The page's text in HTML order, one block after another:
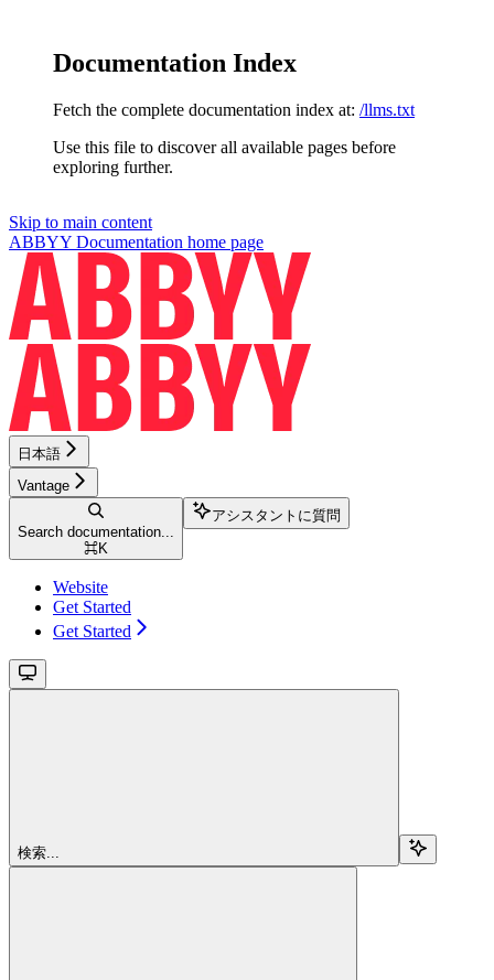
Documentation Index
Fetch the complete documentation index at: /llms.txt
Use this file to discover all available pages before
exploring further.
Skip to main content
ABBYY Documentation home page
日本語
Vantage
Search documentation...
⌘K
アシスタントに質問
Website
Get Started
Get Started
検索...